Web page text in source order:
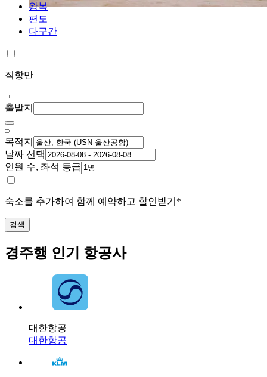
왕복
편도
다구간
직항만
출발지
목적지
날짜 선택
인원 수, 좌석 등급
숙소를 추가하여 함께 예약하고 할인받기*
검색
경주행 인기 항공사
대한항공
대한항공